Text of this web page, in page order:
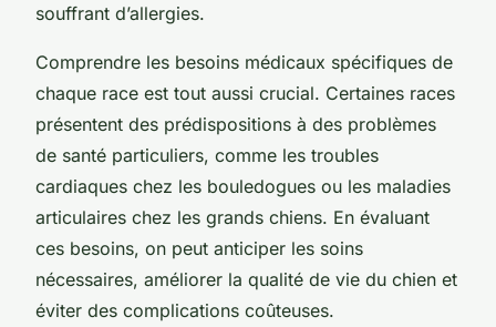
souffrant d’allergies.
Comprendre les besoins médicaux spécifiques de
chaque race est tout aussi crucial. Certaines races
présentent des prédispositions à des problèmes
de santé particuliers, comme les troubles
cardiaques chez les bouledogues ou les maladies
articulaires chez les grands chiens. En évaluant
ces besoins, on peut anticiper les soins
nécessaires, améliorer la qualité de vie du chien et
éviter des complications coûteuses.